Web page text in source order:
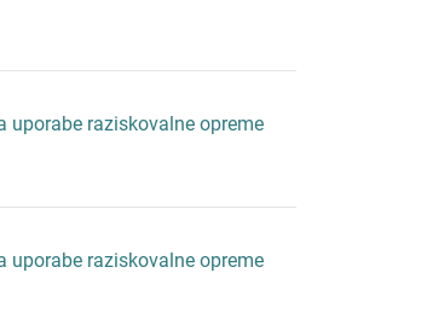
uporabe raziskovalne opreme
uporabe raziskovalne opreme